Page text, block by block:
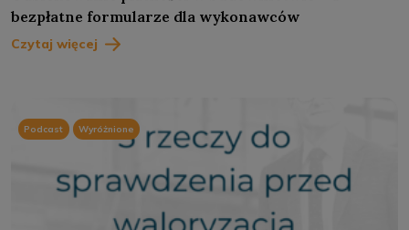
bezpłatne formularze dla wykonawców
Czytaj więcej
Podcast Wyróżnione